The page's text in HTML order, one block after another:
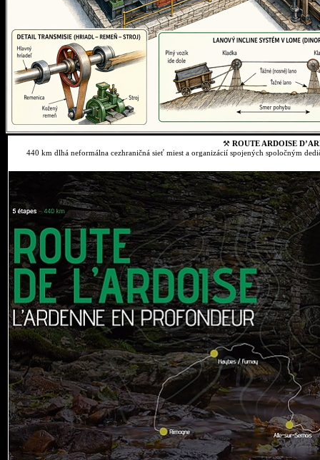
⚒ ROUTE ARDOISE
440 km dlhá neformálna cezhraničná sieť miest a organizácií spojených spoločným